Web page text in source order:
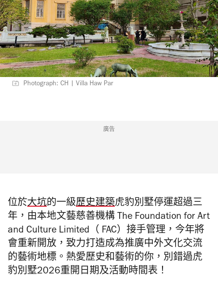
Photograph: CH | Villa Haw Par
廣告
位於大坑的一級歷史建築虎豹別墅停運超過三
年，由本地文藝慈善機構 The Foundation for Art
and Culture Limited（ FAC）接手管理，今年將
會重新開放，致力打造成為推廣中外文化交流
的藝術地標。熱愛歷史和藝術的你，別錯過虎
豹別墅2026重開日期及活動時間表！